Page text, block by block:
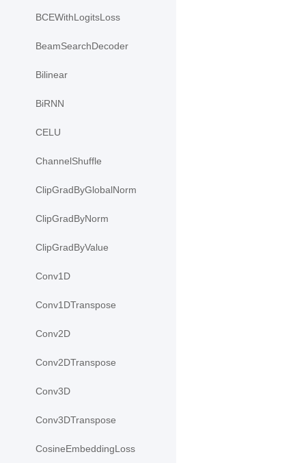
BCEWithLogitsLoss
BeamSearchDecoder
Bilinear
BiRNN
CELU
ChannelShuffle
ClipGradByGlobalNorm
ClipGradByNorm
ClipGradByValue
Conv1D
Conv1DTranspose
Conv2D
Conv2DTranspose
Conv3D
Conv3DTranspose
CosineEmbeddingLoss